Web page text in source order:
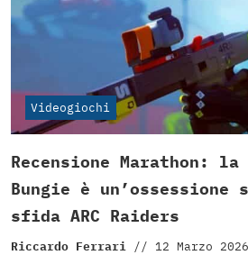
Videogiochi
Recensione Marathon:
Bungie è
sfida ARC Raiders
Riccardo Ferrari // 12 Marzo 2026